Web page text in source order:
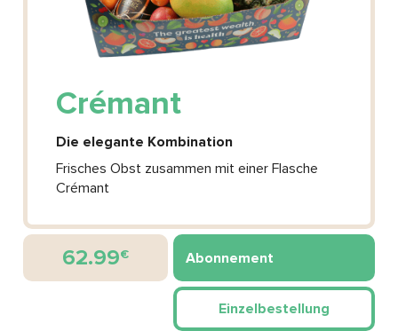
Crémant
Die elegante Kombination
Frisches Obst zusammen mit einer Flasche
Crémant
62.99€ Abonnement
Einzelbestellung